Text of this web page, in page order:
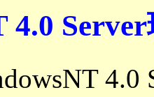
4.0